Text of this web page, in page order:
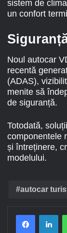
sistem de
un confort
Noul autocar
recentă
(ADAS),
menite să
de siguranță.
Totodată,
componentele
și întreținere,
modelului.
autocar